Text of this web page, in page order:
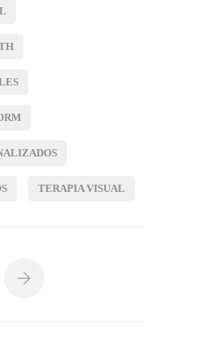
TERAPIA VISUAL